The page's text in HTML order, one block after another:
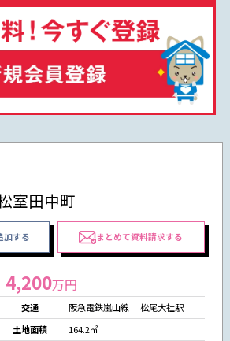
室田中町
加する まとめて資料請求する
4,200万円
交通
阪急電鉄嵐山線 松尾大社駅
土地面積
164.2㎡